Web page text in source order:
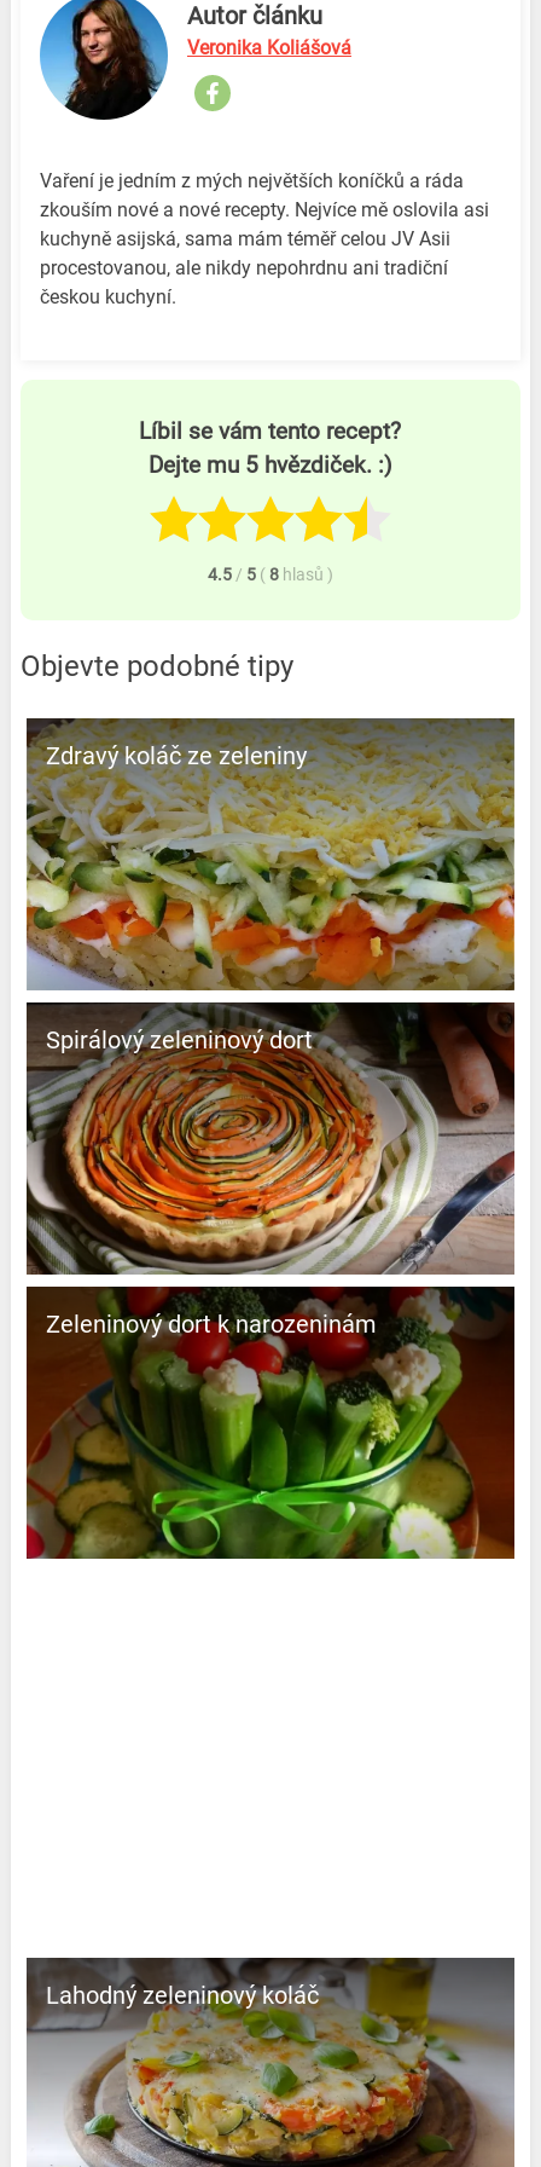
Autor článku
Veronika Koliášová
Vaření je jedním z mých největších koníčků a ráda
zkouším nové a nové recepty. Nejvíce mě oslovila asi
kuchyně asijská, sama mám téměř celou JV Asii
procestovanou, ale nikdy nepohrdnu ani tradiční
českou kuchyní.
Líbil se vám tento recept?
Dejte mu 5 hvězdiček. :)
4.5 / 5 (8 hlasů )
Objevte podobné tipy
Zdravý koláč ze zeleniny
Spirálový zeleninový dort
Zeleninový dort k narozeninám
Lahodný zeleninový koláč